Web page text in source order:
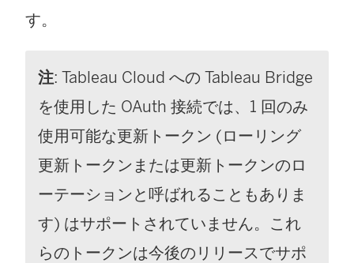
す。
注: Tableau Cloud への Tableau Bridge
を使用した OAuth 接続では、1 回のみ
使用可能な更新トークン (ローリング
更新トークンまたは更新トークンのロ
ーテーションと呼ばれることもありま
す) はサポートされていません。これ
らのトークンは今後のリリースでサポ